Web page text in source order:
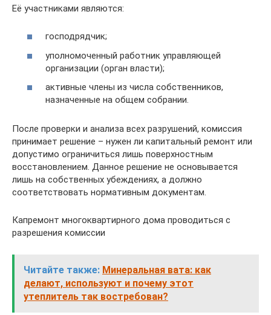
Её участниками являются:
господрядчик;
уполномоченный работник управляющей
организации (орган власти);
активные члены из числа собственников,
назначенные на общем собрании.
После проверки и анализа всех разрушений, комиссия
принимает решение – нужен ли капитальный ремонт или
допустимо ограничиться лишь поверхностным
восстановлением. Данное решение не основывается
лишь на собственных убеждениях, а должно
соответствовать нормативным документам.
Капремонт многоквартирного дома проводиться с
разрешения комиссии
Читайте также: Минеральная вата: как
делают, используют и почему этот
утеплитель так востребован?